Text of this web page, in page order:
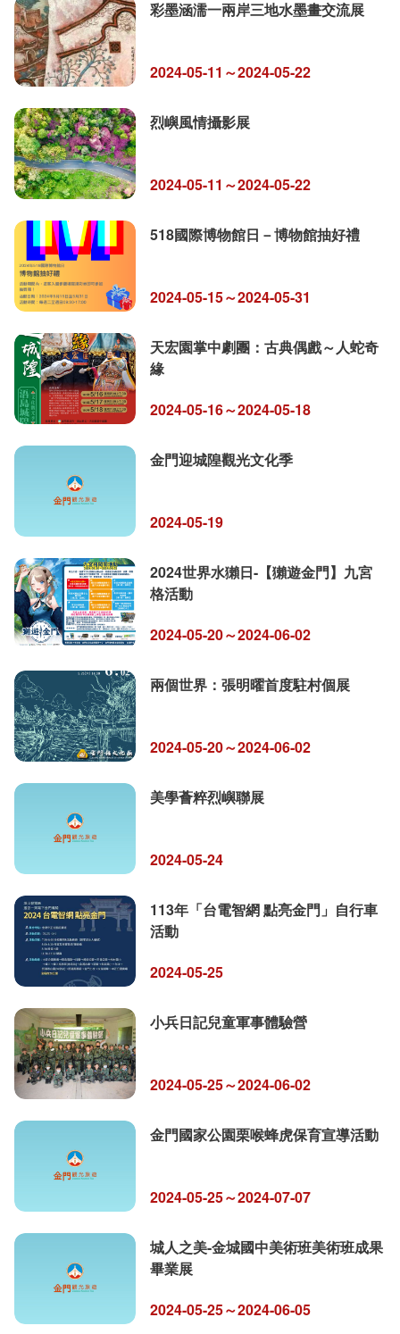
彩墨涵濡一兩岸三地水墨畫交流展
2024-05-11～2024-05-22
烈嶼風情攝影展
2024-05-11～2024-05-22
518國際博物館日－博物館抽好禮
2024-05-15～2024-05-31
天宏園掌中劇團：古典偶戲～人蛇奇
緣
2024-05-16～2024-05-18
金門迎城隍觀光文化季
2024-05-19
2024世界水獺日-【獺遊金門】九宮
格活動
2024-05-20～2024-06-02
兩個世界：張明曜首度駐村個展
2024-05-20～2024-06-02
美學薈粹烈嶼聯展
2024-05-24
113年「台電智網 點亮金門」自行車
活動
2024-05-25
小兵日記兒童軍事體驗營
2024-05-25～2024-06-02
金門國家公園栗喉蜂虎保育宣導活動
2024-05-25～2024-07-07
城人之美-金城國中美術班美術班成果
畢業展
2024-05-25～2024-06-05